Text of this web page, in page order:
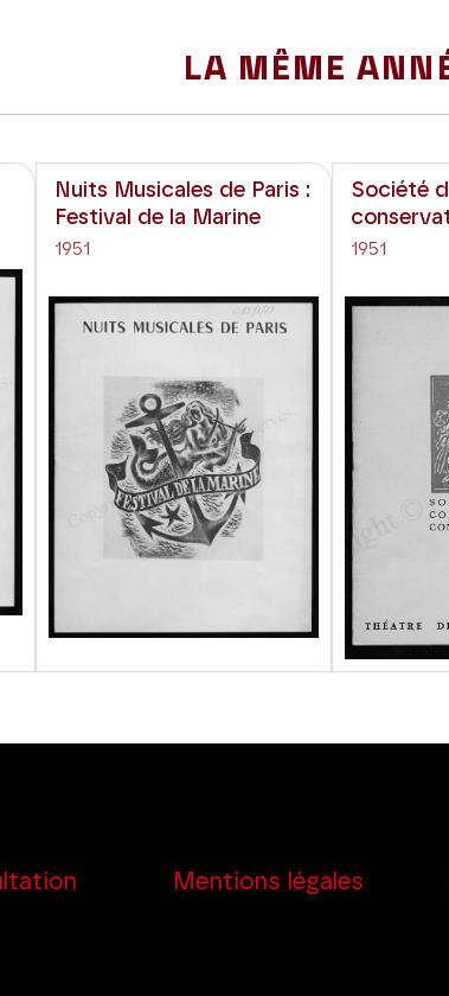
LA MÊME
Nuits Musicales de Paris :
Festival de la Marine
1951
Société
1951
Mentions légales